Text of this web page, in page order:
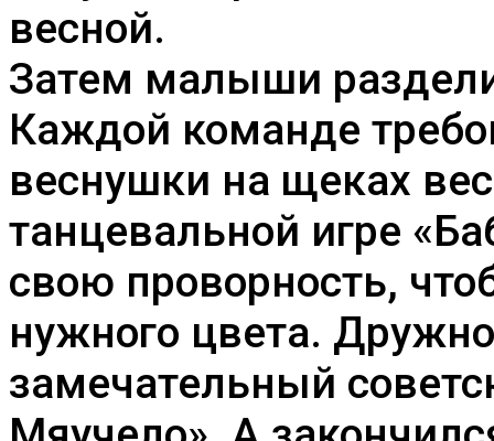
весной.
Затем малыши
Каждой команде
веснушки на щеках
танцевальной игре
свою проворность,
нужного цвета.
замечательный